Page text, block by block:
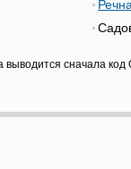
выводится сначала